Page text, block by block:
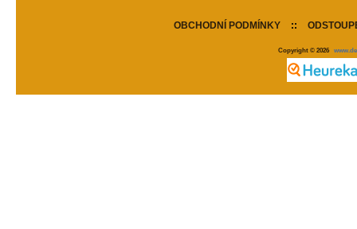
OBCHODNÍ PODMÍNKY ::
Copyright © 2026